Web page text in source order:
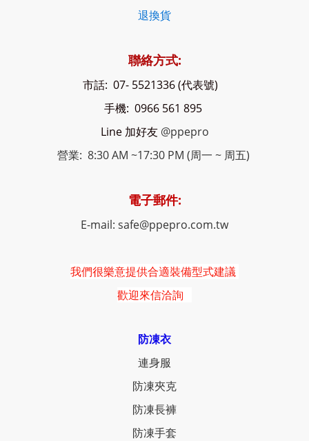
退換貨
聯絡方式:
市話: 07- 5521336 (代表號)
手機: 0966 561 895
Line 加好友 @ppepro
營業: 8:30 AM ~17:30 PM (周一 ~ 周五)
電子郵件:
E-mail: safe@ppepro.com.tw
我們很樂意提供合適裝備型式建議
歡迎來信洽詢
防凍衣
連身服
防凍夾克
防凍長褲
防凍手套